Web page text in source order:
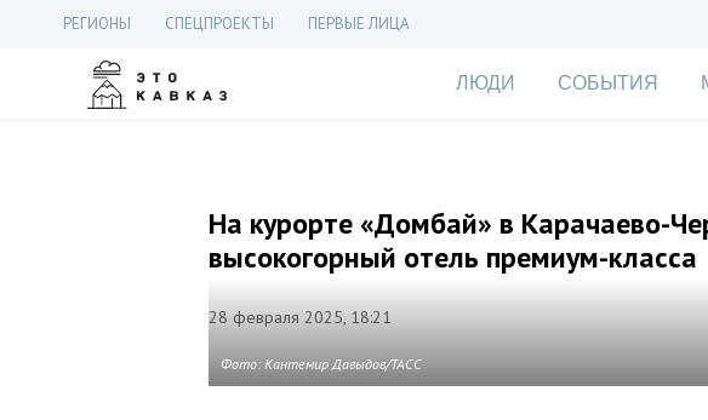
РЕГИОНЫ СПЕЦПРОЕКТЫ ПЕРВЫЕ ЛИЦА
ЛЮДИ СОБЫТИЯ
На курорте «Домбай» в Карачаево-
высокогорный отель премиум-класса
28 февраля 2025, 18:21
Фото: Кантемир Давыдов/ТАСС